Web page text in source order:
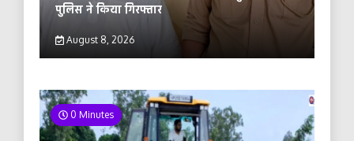
पुलिस ने किया गिरफ्तार
August 8, 2026
0 Minutes